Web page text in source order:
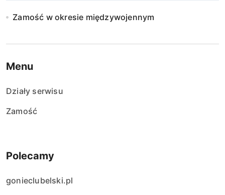
Zamość w okresie międzywojennym
Menu
Działy serwisu
Zamość
Polecamy
gonieclubelski.pl